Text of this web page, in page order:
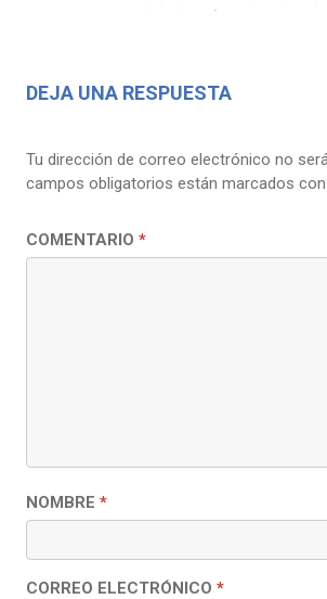
DEJA UNA RESPUESTA
Tu dirección de correo electrónico no
campos obligatorios están marcados con
COMENTARIO *
NOMBRE *
CORREO ELECTRÓNICO *